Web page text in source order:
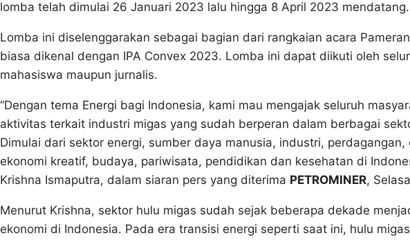
lomba telah dimulai 26 Januari 2023 lalu hingga 8 April 2023 mendatang.
Lomba ini diselenggarakan sebagai bagian dari rangkaian acara
biasa dikenal dengan IPA Convex 2023. Lomba ini dapat diikuti oleh
mahasiswa maupun jurnalis.
“Dengan tema Energi bagi Indonesia, kami mau mengajak seluruh
aktivitas terkait industri migas yang sudah berperan dalam berbagai
Dimulai dari sektor energi, sumber daya manusia, industri,
ekonomi kreatif, budaya, pariwisata, pendidikan dan kesehatan di
Krishna Ismaputra, dalam siaran pers yang diterima PETROMINER,
Menurut Krishna, sektor hulu migas sudah sejak beberapa dekade
ekonomi di Indonesia. Pada era transisi energi seperti saat ini, hulu